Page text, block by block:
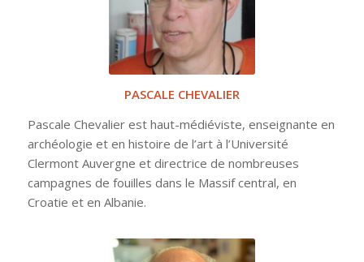
PASCALE CHEVALIER
Pascale Chevalier est haut-médiéviste, enseignante en
archéologie et en histoire de l’art à l’Université
Clermont Auvergne et directrice de nombreuses
campagnes de fouilles dans le Massif central, en
Croatie et en Albanie.